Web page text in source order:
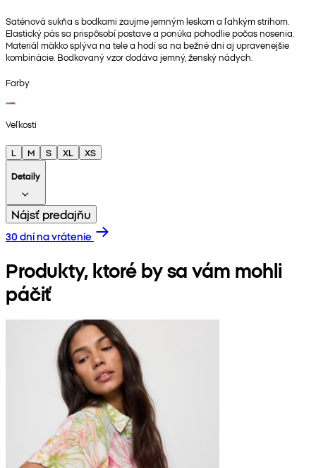
Saténová sukňa s bodkami zaujme jemným leskom a ľahkým strihom.
Elastický pás sa prispôsobí postave a ponúka pohodlie počas nosenia.
Materiál mäkko splýva na tele a hodí sa na bežné dni aj upravenejšie
kombinácie. Bodkovaný vzor dodáva jemný, ženský nádych.
Farby
Veľkosti
L M S XL
XS
Detaily
Nájsť predajňu
30 dní na vrátenie
Produkty, ktoré by sa vám mohli
páčiť